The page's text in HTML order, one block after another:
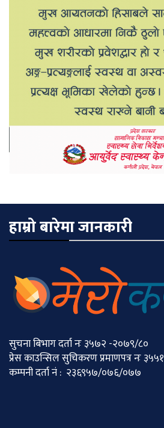
हाम्रो बारेमा जानकारी
सुचना बिभाग दर्ता नः ३५७२ -२०७९/८०
प्रेस काउन्सिल सुचिकरण प्रमाणपत्र नः ३५५१
कम्पनी दर्ता नं : २३६९५७/०७६/०७७